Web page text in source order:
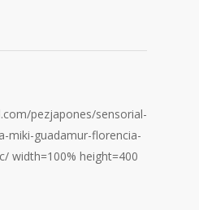
pezjapones/sensorial-
miki-guadamur-florencia-
width=100% height=400